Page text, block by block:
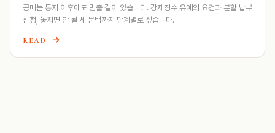
공매는 통지 이후에도 멈출 길이 있습니다. 강제징수 유예의 요건과 분할 납부
신청, 놓치면 안 될 세 문턱까지 단계별로 짚습니다.
READ